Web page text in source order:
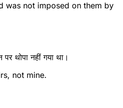
was not imposed on them by
पर थोपा नहीं गया था।
not mine.